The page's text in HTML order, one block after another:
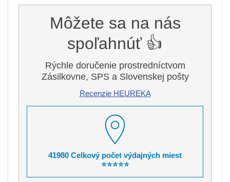
Môžete sa na nás
spoľahnúť 👍
Rýchle doručenie prostredníctvom
Zásilkovne, SPS a Slovenskej pošty
Recenzie HEUREKA
41980 Celkový počet výdajných miest
⭐⭐⭐⭐⭐